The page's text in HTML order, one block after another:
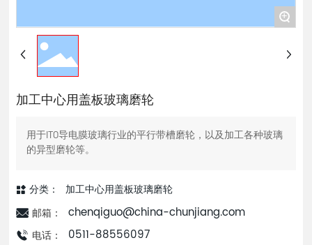
+
加工中心用盖板玻璃磨轮
用于ITO导电膜玻璃行业的平行带槽磨轮，以及加工各种玻璃
的异型磨轮等。
分类：
加工中心用盖板玻璃磨轮
邮箱：
chenqiguo@china-chunjiang.com
电话： 0511-88556097